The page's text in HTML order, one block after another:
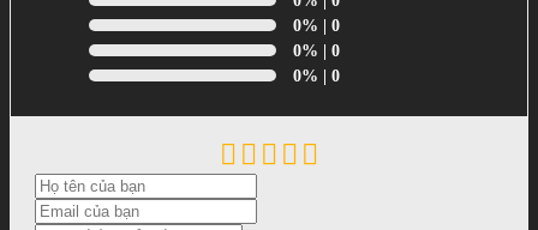
0% | 0
0% | 0
0% | 0